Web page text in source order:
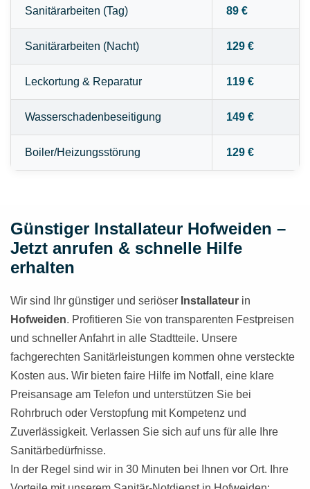
Sanitärarbeiten (Tag) 89 €
Sanitärarbeiten (Nacht) 129 €
Leckortung & Reparatur 119 €
Wasserschadenbeseitigung 149 €
Boiler/Heizungsstörung 129 €
Günstiger Installateur Hofweiden –
Jetzt anrufen & schnelle Hilfe
erhalten
Wir sind Ihr günstiger und seriöser Installateur in
Hofweiden. Profitieren Sie von transparenten Festpreisen
und schneller Anfahrt in alle Stadtteile. Unsere
fachgerechten Sanitärleistungen kommen ohne versteckte
Kosten aus. Wir bieten faire Hilfe im Notfall, eine klare
Preisansage am Telefon und unterstützen Sie bei
Rohrbruch oder Verstopfung mit Kompetenz und
Zuverlässigkeit. Verlassen Sie sich auf uns für alle Ihre
Sanitärbedürfnisse.
In der Regel sind wir in 30 Minuten bei Ihnen vor Ort. Ihre